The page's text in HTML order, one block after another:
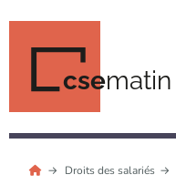
csematin
Droits des salariés